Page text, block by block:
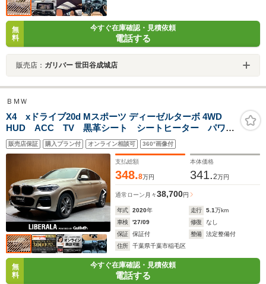
無
料
今すぐ在庫確認・見積依頼
電話する
販売店： ガリバー 世田谷成城店
ＢＭＷ
X4 xドライブ20d Mスポーツ ディーゼルターボ 4WD
HUD ACC TV 黒革シート シートヒーター パワー
シート 純正ナビ 360°カメラ AppleCarPlay インテ
リジェントセーフティ パドルシフト 電動リアゲー
ト コンフォートアクセス ドラレコ ETC
販売店保証 購入プラン付 オンライン相談可 360°画像付
支払総額
348.8万円
本体価格
341.2万円
通常ローン 月々38,700円
年式 2020年 走行 5.1万km
車検
'27/09 修復
なし
保証
保証付 整備
法定整備付
住所
千葉県千葉市稲毛区
無
料
今すぐ在庫確認・見積依頼
電話する